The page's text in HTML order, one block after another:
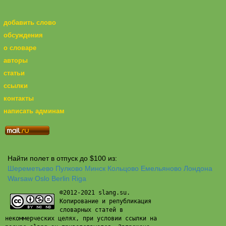
добавить слово
обсуждения
о словаре
авторы
статьи
ссылки
контакты
написать админам
Найти полет в отпуск до $100 из:
Шереметьево Пулково Минск Кольцово Емельяново Лондона
Warsaw Oslo Berlin Riga
©2012-2021 slang.su.
Копирование и републикация
словарных статей в
некоммерческих целях, при условии ссылки на